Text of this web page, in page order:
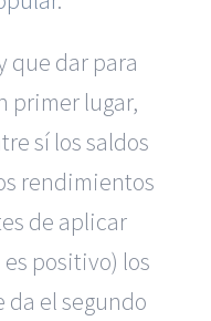
que dar para
primer lugar,
sí los saldos
rendimientos
de aplicar
positivo) los
da el segundo